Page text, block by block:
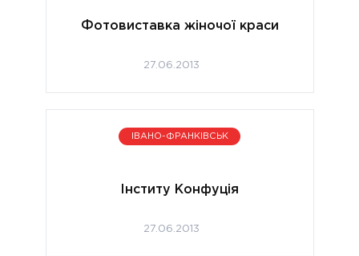
Фотовиставка жіночої краси
27.06.2013
ІВАНО-ФРАНКІВСЬК
Інститу Конфуція
27.06.2013